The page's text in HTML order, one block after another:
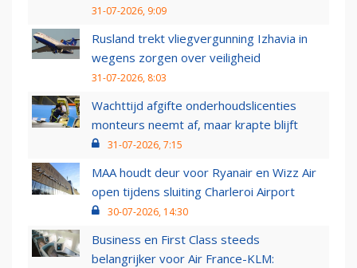
31-07-2026, 9:09
Rusland trekt vliegvergunning Izhavia in
wegens zorgen over veiligheid
31-07-2026, 8:03
Wachttijd afgifte onderhoudslicenties
monteurs neemt af, maar krapte blijft
31-07-2026, 7:15
MAA houdt deur voor Ryanair en Wizz Air
open tijdens sluiting Charleroi Airport
30-07-2026, 14:30
Business en First Class steeds
belangrijker voor Air France-KLM: